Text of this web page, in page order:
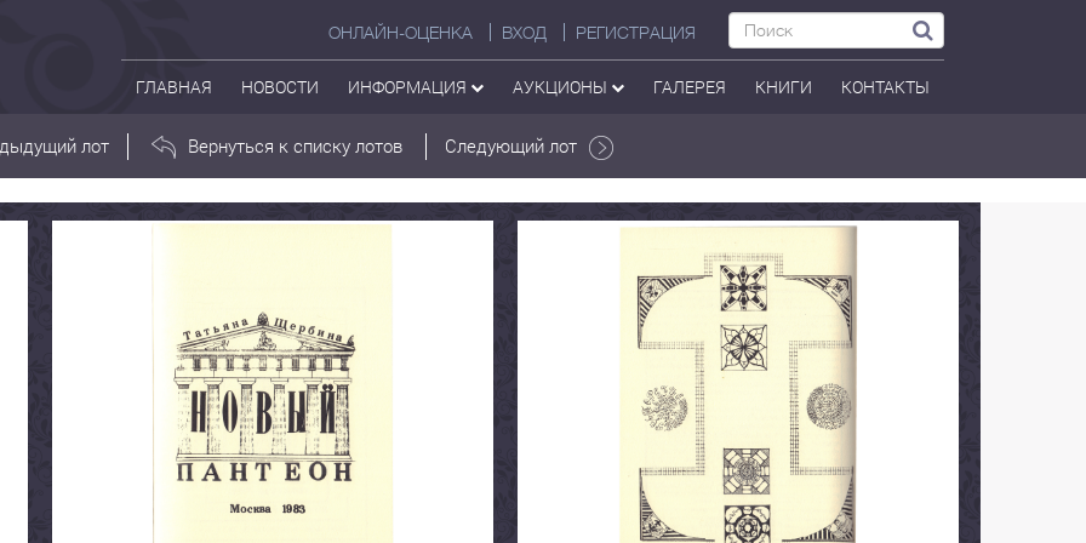
ОНЛАЙН-ОЦЕНКА ВХОД РЕГИСТРАЦИЯ
ГЛАВНАЯ НОВОСТИ ИНФОРМАЦИЯ АУКЦИОНЫ ГАЛЕРЕЯ КНИГИ КОНТАКТЫ
лот Вернуться к списку лотов Следующий лот